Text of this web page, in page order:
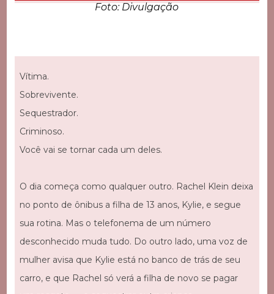
Foto: Divulgação
Vítima.
Sobrevivente.
Sequestrador.
Criminoso.
Você vai se tornar cada um deles.
O dia começa como qualquer outro. Rachel Klein deixa
no ponto de ônibus a filha de 13 anos, Kylie, e segue
sua rotina. Mas o telefonema de um número
desconhecido muda tudo. Do outro lado, uma voz de
mulher avisa que Kylie está no banco de trás de seu
carro, e que Rachel só verá a filha de novo se pagar